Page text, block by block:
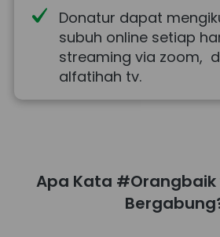
Donatur dapat
subuh online setiap
streaming via zoom,
alfatihah tv.
Apa Kata #Orangbaik